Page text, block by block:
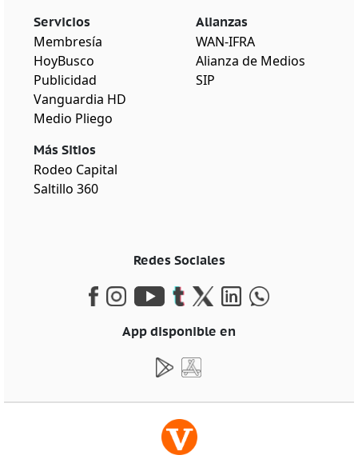
Servicios
Membresía
HoyBusco
Publicidad
Vanguardia HD
Medio Pliego
Más Sitios
Rodeo Capital
Saltillo 360
Alianzas
WAN-IFRA
Alianza de Medios
SIP
Redes Sociales
App disponible en